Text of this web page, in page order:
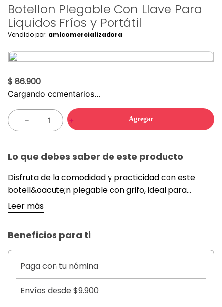
Botellon Plegable Con Llave Para
Liquidos Fríos y Portátil
Vendido por: amlcomercializadora
$ 86.900
Cargando comentarios…
＋
－ Agregar
Lo que debes saber de este producto
Disfruta de la comodidad y practicidad con este
botell&oacute;n plegable con grifo, ideal para
almacenar y servir agua, jugos o cualquier bebida en
tu hogar, camping, oficina o eventos. Su dise&ntilde;o
espacio cuando no est&aacute; en uso, facilitando su
transporte y almacenamiento. Adem&aacute;s,
cuenta con una base estable y una llave
dispensadora que evita derrames, asegurando una
experiencia c&oacute;moda y
segura.&nbsp;&nbsp;&nbsp;&nbsp;&nbsp;
Leer más
Beneficios para ti
Paga con tu nómina
Envíos desde $9.900